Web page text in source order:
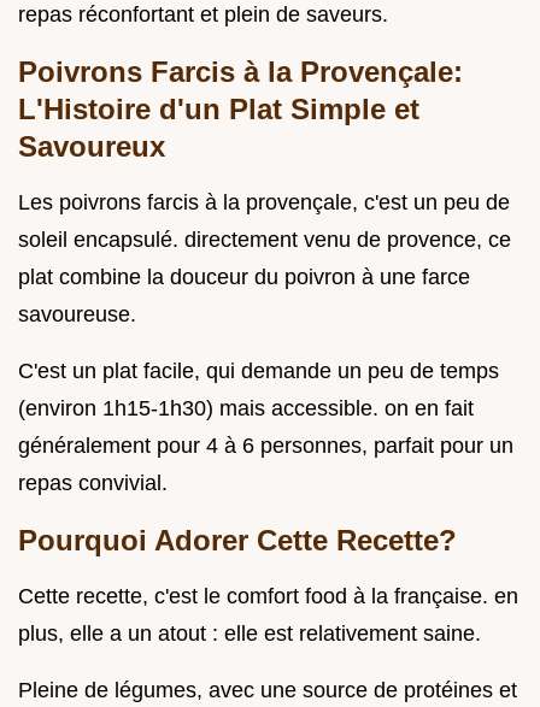
repas réconfortant et plein de saveurs.
Poivrons Farcis à la Provençale:
L'Histoire d'un Plat Simple et
Savoureux
Les poivrons farcis à la provençale, c'est un peu de
soleil encapsulé. directement venu de provence, ce
plat combine la douceur du poivron à une farce
savoureuse.
C'est un plat facile, qui demande un peu de temps
(environ 1h15-1h30) mais accessible. on en fait
généralement pour 4 à 6 personnes, parfait pour un
repas convivial.
Pourquoi Adorer Cette Recette?
Cette recette, c'est le comfort food à la française. en
plus, elle a un atout : elle est relativement saine.
Pleine de légumes, avec une source de protéines et